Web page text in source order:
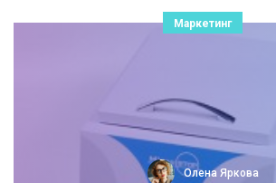
Маркетинг
Олена Яркова